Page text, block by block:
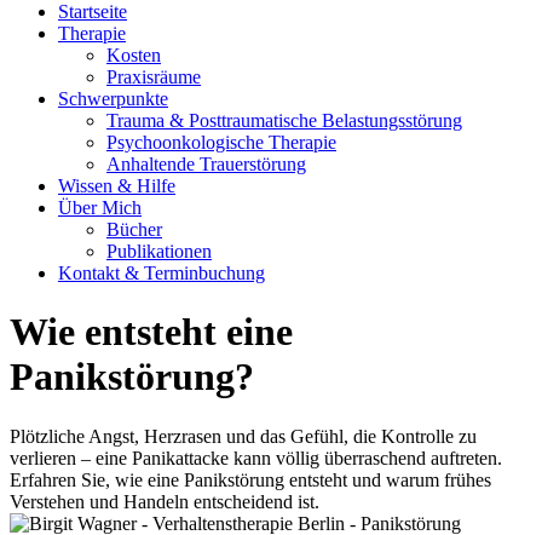
Startseite
Therapie
Kosten
Praxisräume
Schwerpunkte
Trauma & Posttraumatische Belastungsstörung
Psychoonkologische Therapie
Anhaltende Trauerstörung
Wissen & Hilfe
Über Mich
Bücher
Publikationen
Kontakt & Terminbuchung
Wie entsteht eine
Panikstörung?
Plötzliche Angst, Herzrasen und das Gefühl, die Kontrolle zu
verlieren – eine Panikattacke kann völlig überraschend auftreten.
Erfahren Sie, wie eine Panikstörung entsteht und warum frühes
Verstehen und Handeln entscheidend ist.